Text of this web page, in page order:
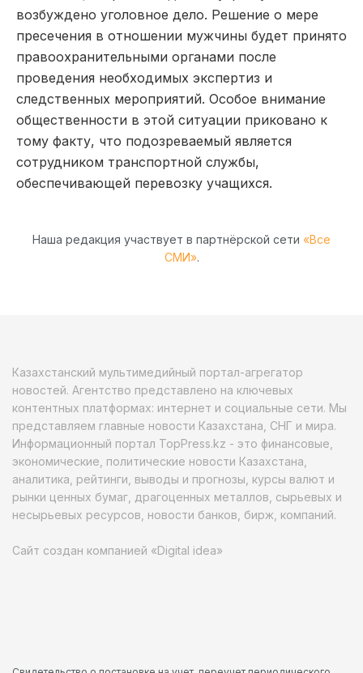
возбуждено уголовное дело. Решение о мере
пресечения в отношении мужчины будет принято
правоохранительными органами после
проведения необходимых экспертиз и
следственных мероприятий. Особое внимание
общественности в этой ситуации приковано к
тому факту, что подозреваемый является
сотрудником транспортной службы,
обеспечивающей перевозку учащихся.
Наша редакция участвует в партнёрской сети «Все
СМИ».
Казахстанский мультимедийный портал-агрегатор
новостей. Агентство представлено на ключевых
контентных платформах: интернет и социальные сети. Мы
представляем главные новости Казахстана, СНГ и мира.
Информационный портал TopPress.kz - это финансовые,
экономические, политические новости Казахстана,
аналитика, рейтинги, выводы и прогнозы, курсы валют и
рынки ценных бумаг, драгоценных металлов, сырьевых и
несырьевых ресурсов, новости банков, бирж, компаний.
Сайт создан компанией «Digital idea»